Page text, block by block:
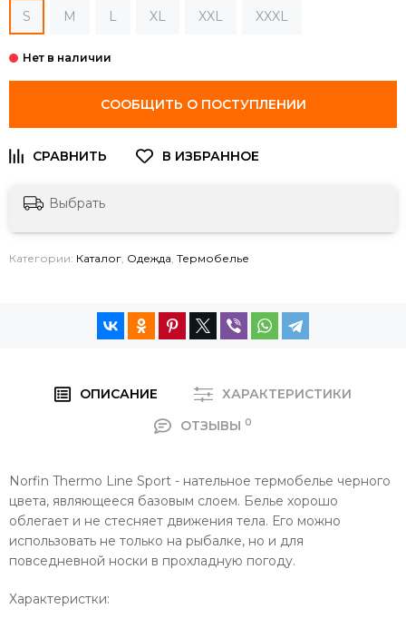
S M L XL XXL XXXL
СООБЩИТЬ О ПОСТУПЛЕНИИ
Выбрать
Категории: Каталог, Одежда, Термобелье
ОПИСАНИЕ
ХАРАКТЕРИСТИКИ
ОТЗЫВЫ 0
Norfin Thermo Line Sport - нательное термобелье черного
цвета, являющееся базовым слоем. Белье хорошо
облегает и не стесняет движения тела. Его можно
использовать не только на рыбалке, но и для
повседневной носки в прохладную погоду.
Характеристки: